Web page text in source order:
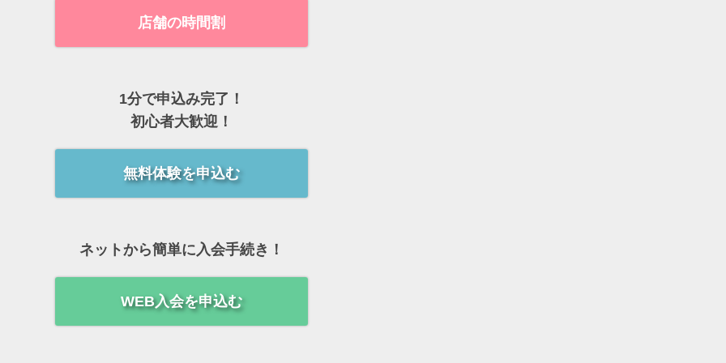
店舗の時間割
1分で申込み完了！
初心者大歓迎！
無料体験を申込む
ネットから簡単に入会手続き！
WEB入会を申込む